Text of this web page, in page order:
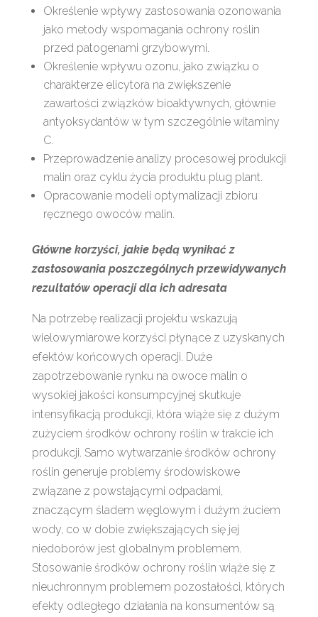
Określenie wpływy zastosowania ozonowania
jako metody wspomagania ochrony roślin
przed patogenami grzybowymi.
Określenie wpływu ozonu, jako związku o
charakterze elicytora na zwiększenie
zawartości związków bioaktywnych, głównie
antyoksydantów w tym szczególnie witaminy
C.
Przeprowadzenie analizy procesowej produkcji
malin oraz cyklu życia produktu plug plant.
Opracowanie modeli optymalizacji zbioru
ręcznego owoców malin.
Główne korzyści, jakie będą wynikać z
zastosowania poszczególnych przewidywanych
rezultatów operacji dla ich adresata
Na potrzebę realizacji projektu wskazują
wielowymiarowe korzyści płynące z uzyskanych
efektów końcowych operacji. Duże
zapotrzebowanie rynku na owoce malin o
wysokiej jakości konsumpcyjnej skutkuje
intensyfikacją produkcji, która wiąże się z dużym
zużyciem środków ochrony roślin w trakcie ich
produkcji. Samo wytwarzanie środków ochrony
roślin generuje problemy środowiskowe
związane z powstającymi odpadami,
znaczącym śladem węglowym i dużym żuciem
wody, co w dobie zwiększających się jej
niedoborów jest globalnym problemem.
Stosowanie środków ochrony roślin wiąże się z
nieuchronnym problemem pozostałości, których
efekty odległego działania na konsumentów są